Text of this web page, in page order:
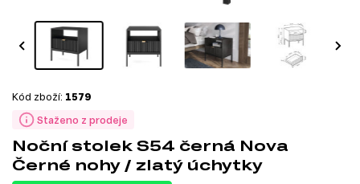
Staženo z prodeje
Kód zboží: 1579
Noční stolek S54 černá Nova
Černé nohy / zlatý úchytky